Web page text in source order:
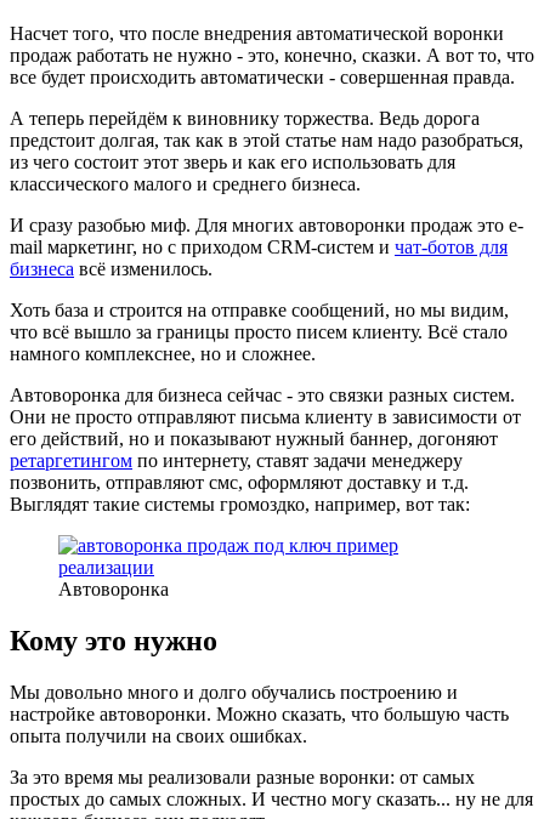
Насчет того, что после внедрения автоматической воронки
продаж работать не нужно - это, конечно, сказки. А вот то, что
все будет происходить автоматически - совершенная правда.
А теперь перейдём к виновнику торжества. Ведь дорога
предстоит долгая, так как в этой статье нам надо разобраться,
из чего состоит этот зверь и как его использовать для
классического малого и среднего бизнеса.
И сразу разобью миф. Для многих автоворонки продаж это e-
mail маркетинг, но с приходом CRM-систем и чат-ботов для
бизнеса всё изменилось.
Хоть база и строится на отправке сообщений, но мы видим,
что всё вышло за границы просто писем клиенту. Всё стало
намного комплекснее, но и сложнее.
Автоворонка для бизнеса сейчас - это связки разных систем.
Они не просто отправляют письма клиенту в зависимости от
его действий, но и показывают нужный баннер, догоняют
ретаргетингом по интернету, ставят задачи менеджеру
позвонить, отправляют смс, оформляют доставку и т.д.
Выглядят такие системы громоздко, например, вот так:
Автоворонка
Кому это нужно
Мы довольно много и долго обучались построению и
настройке автоворонки. Можно сказать, что большую часть
опыта получили на своих ошибках.
За это время мы реализовали разные воронки: от самых
простых до самых сложных. И честно могу сказать... ну не для